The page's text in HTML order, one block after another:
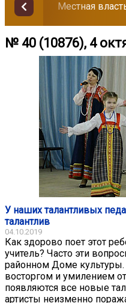
Местная
№ 40 (10876), 4
У наших талантливых
талантлив
04.10.2019
Как здорово поет этот
учитель? Часто эти
районном Доме
восторгом и умилением
появляются все новые
артисты неизменно